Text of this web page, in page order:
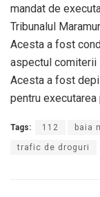
mandat de
Tribunalul
Acesta a fost
aspectul comiterii
Acesta a fost
pentru
Tags: 112 baia
trafic de droguri